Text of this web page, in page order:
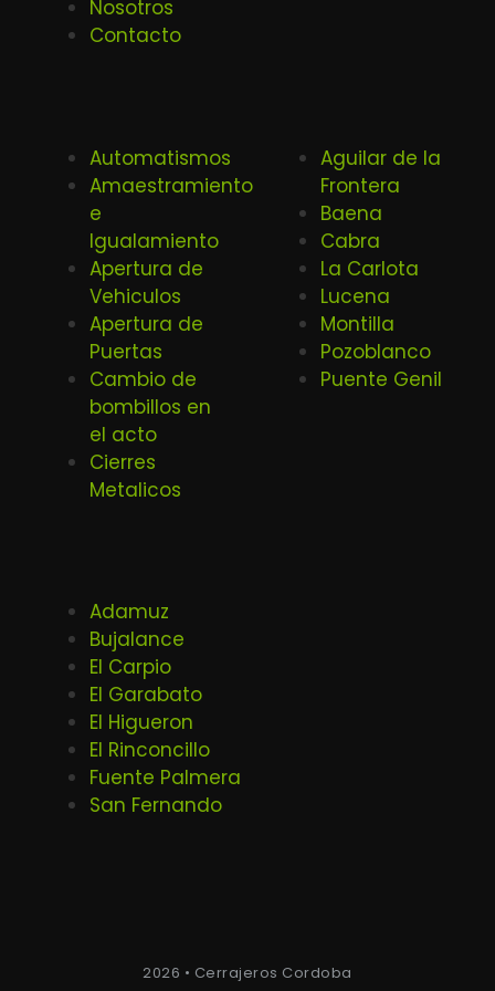
Nosotros
Contacto
Automatismos
Amaestramiento
e
Igualamiento
Apertura de
Vehiculos
Apertura de
Puertas
Cambio de
bombillos en
el acto
Cierres
Metalicos
Aguilar de la
Frontera
Baena
Cabra
La Carlota
Lucena
Montilla
Pozoblanco
Puente Genil
Adamuz
Bujalance
El Carpio
El Garabato
El Higueron
El Rinconcillo
Fuente Palmera
San Fernando
2026 • Cerrajeros Cordoba